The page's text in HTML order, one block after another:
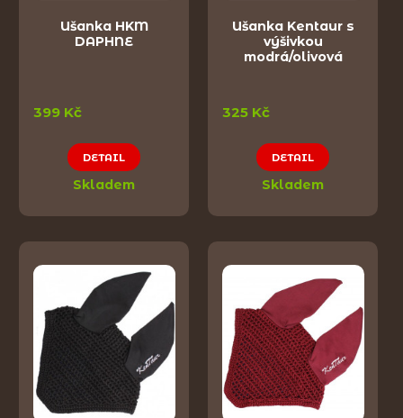
Ušanka HKM
DAPHNE
399 Kč
DETAIL
Skladem
Ušanka Kentaur s
výšivkou
modrá/olivová
325 Kč
DETAIL
Skladem